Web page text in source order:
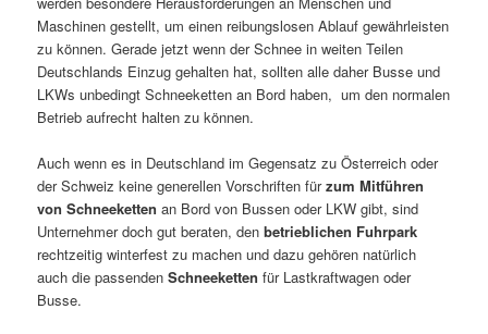
Maschinen gestellt, um einen reibungslosen Ablauf gewährleisten
zu können. Gerade jetzt wenn der Schnee in weiten Teilen
Deutschlands Einzug gehalten hat, sollten alle daher Busse und
LKWs unbedingt Schneeketten an Bord haben, um den normalen
Betrieb aufrecht halten zu können.
Auch wenn es in Deutschland im Gegensatz zu Österreich oder
der Schweiz keine generellen Vorschriften fürzum Mitführen
von Schneeketten an Bord von Bussen oder LKW gibt, sind
Unternehmer doch gut beraten, denbetrieblichen Fuhrpark
rechtzeitig winterfest zu machen und dazu gehören natürlich
auch die passendenSchneeketten für Lastkraftwagen oder
Busse.